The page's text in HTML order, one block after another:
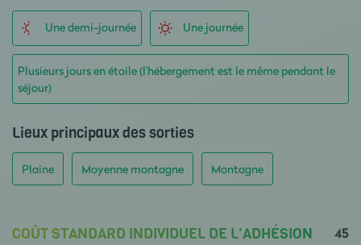
Une demi-journée Une journée
Plusieurs jours en étoile (l'hébergement est le même pendant le
séjour)
Lieux principaux des sorties
Plaine Moyenne montagne Montagne
COÛT STANDARD INDIVIDUEL DE L'ADHÉSION
45